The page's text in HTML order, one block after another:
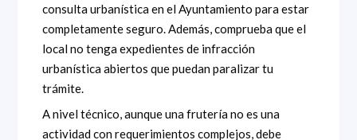
consulta urbanística en el Ayuntamiento para estar
completamente seguro. Además, comprueba que el
local no tenga expedientes de infracción
urbanística abiertos que puedan paralizar tu
trámite.
A nivel técnico, aunque una frutería no es una
actividad con requerimientos complejos, debe